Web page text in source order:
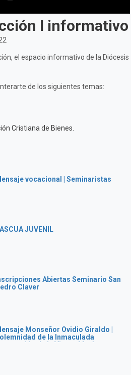
I informativo
el espacio informativo de la Diócesis
de los siguientes temas:
Cristiana de Bienes.
vocacional | Seminaristas
JUVENIL
Abiertas Seminario San
Claver
Monseñor Ovidio Giraldo |
de la Inmaculada
de la Virgen María